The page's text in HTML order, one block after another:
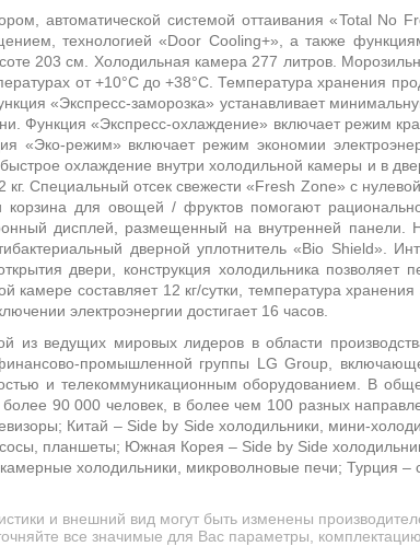
автоматической системой оттаивания «Total No
технологией «Door Cooling+», а также
203 см. Холодильная камера 277 литров.
от +10°С до +38°С. Температура хранения
«Экспресс-заморозка» устанавливает
Функция «Экспресс-охлаждение» включает режим
«Эко-режим» включает режим экономии
охлаждение внутри холодильной камеры и в
Специальный отсек свежести «Fresh Zone» с
для овощей / фруктов помогают рационально
дисплей, размещенный на внутренней панели.
дверной уплотнитель «Bio Shield».
двери, конструкция холодильника позволяет
камере составляет 12 кг/сутки, температура
электроэнергии достигает 16 часов.
ведущих мировых лидеров в области производства
промышленной группы LG Group,
и телекоммуникационным оборудованием. В
90 000 человек, в более чем 100 разных
Китай – Side by Side холодильники, мини-
планшеты; Южная Корея – Side by Side
холодильники, микроволновые печи; Турция –
и внешний вид могут быть изменены
все значимые для Вас параметры,